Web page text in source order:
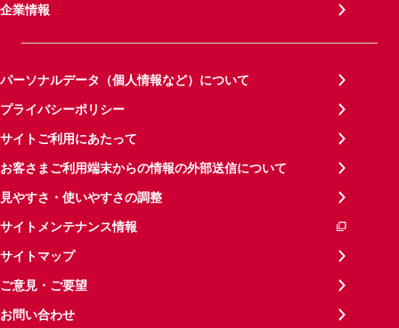
企業情報
パーソナルデータ（個人情報など）について
プライバシーポリシー
サイトご利用にあたって
お客さまご利用端末からの情報の外部送信について
見やすさ・使いやすさの調整
サイトメンテナンス情報
サイトマップ
ご意見・ご要望
お問い合わせ